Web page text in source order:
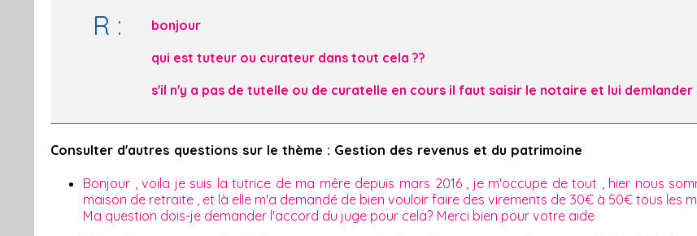
R :
bonjour
qui est tuteur ou curateur dans tout cela ??
s'il n'y a pas de tutelle ou de curatelle en cours il faut saisir le notaire et lui
Consulter d'autres questions sur le thème : Gestion des revenus et du patrimoine
Bonjour , voila je suis la tutrice de ma mêre depuis mars 2016 , je m'occupe de tout , hier nous
maison de retraite , et là elle m'a demandé de bien vouloir faire des virements de 30€ à 50€ tous les
Ma question dois-je demander l'accord du juge pour cela? Merci bien pour votre aide